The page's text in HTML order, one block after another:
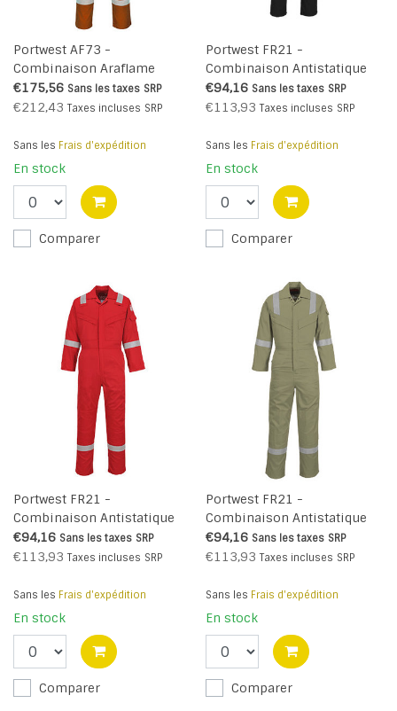
Portwest AF73 -
Combinaison Araflame
Silver - Orange - R
€175,56 Sans les taxes SRP
€212,43 Taxes incluses SRP
Sans les Frais d'expédition
En stock
Comparer
Portwest FR21 -
Combinaison Antistatique
super légère 210g - Black -
R
€94,16 Sans les taxes SRP
€113,93 Taxes incluses SRP
Sans les Frais d'expédition
En stock
Comparer
Portwest FR21 -
Combinaison Antistatique
super légère 210g - Red - R
€94,16 Sans les taxes SRP
€113,93 Taxes incluses SRP
Sans les Frais d'expédition
En stock
Comparer
Portwest FR21 -
Combinaison Antistatique
super légère 210g - Khaki -
R
€94,16 Sans les taxes SRP
€113,93 Taxes incluses SRP
Sans les Frais d'expédition
En stock
Comparer